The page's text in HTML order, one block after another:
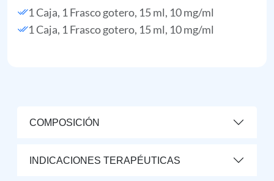
1 Caja, 1 Frasco gotero, 15 ml, 10 mg/ml
1 Caja, 1 Frasco gotero, 15 ml, 10 mg/ml
COMPOSICIÓN
INDICACIONES TERAPÉUTICAS